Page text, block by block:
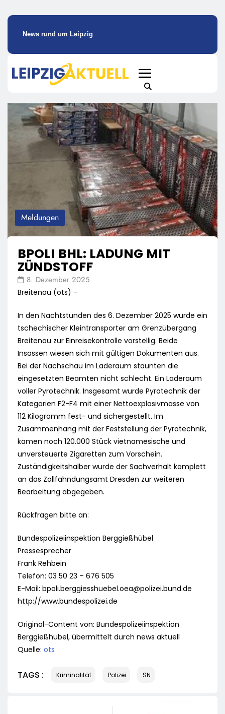
News rund um Leipzig
Meldungen
BPOLI BHL: LADUNG MIT
ZÜNDSTOFF
8. Dezember 2025
Breitenau (ots) –
In den Nachtstunden des 6. Dezember 2025 wurde ein
tschechischer Kleintransporter am Grenzübergang
Breitenau zur Einreisekontrolle vorstellig. Beide
Insassen wiesen sich mit gültigen Dokumenten aus.
Bei der Nachschau im Laderaum staunten die
eingesetzten Beamten nicht schlecht. Ein Laderaum
voller Pyrotechnik. Insgesamt wurde Pyrotechnik der
Kategorien F2-F4 mit einer Nettoexplosivmasse von
112 Kilogramm fest- und sichergestellt. Im
Zusammenhang mit der Feststellung der Pyrotechnik,
kamen noch 120.000 Stück vietnamesische und
unversteuerte Zigaretten zum Vorschein.
Zuständigkeitshalber wurde der Sachverhalt komplett
an das Zollfahndungsamt Dresden zur weiteren
Bearbeitung abgegeben.
Rückfragen bitte an:
Bundespolizeiinspektion Berggießhübel
Pressesprecher
Frank Rehbein
Telefon: 03 50 23 – 676 505
E-Mail: bpoli.berggiesshuebel.oea@polizei.bund.de
http://www.bundespolizei.de
Original-Content von: Bundespolizeiinspektion
Berggießhübel, übermittelt durch news aktuell
Quelle: ots
TAGS : Kriminalität Polizei SN